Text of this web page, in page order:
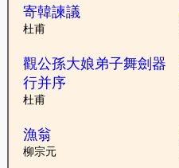
寄韓諫議
杜甫
觀公孫大娘弟子舞劍器
行并序
杜甫
漁翁
柳宗元